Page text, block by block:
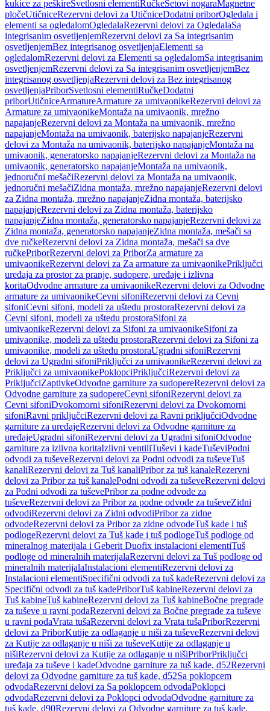
kukice za peškireSvetlosni elementiRučkeSetovi nogaraMagnetne
pločeUtičniceRezervni delovi za UtičniceDodatni priborOgledala i
elementi sa ogledalomOgledalaRezervni delovi za OgledalaSa
integrisanim osvetljenjemRezervni delovi za Sa integrisanim
osvetljenjemBez integrisanog osvetljenjaElementi sa
ogledalomRezervni delovi za Elementi sa ogledalomSa integrisanim
osvetljenjemRezervni delovi za Sa integrisanim osvetljenjemBez
integrisanog osvetljenjaRezervni delovi za Bez integrisanog
osvetljenjaPriborSvetlosni elementiRučkeDodatni
priborUtičniceArmatureArmature za umivaonikeRezervni delovi za
Armature za umivaonikeMontaža na umivaonik, mrežno
napajanjeRezervni delovi za Montaža na umivaonik, mrežno
napajanjeMontaža na umivaonik, baterijsko napajanjeRezervni
delovi za Montaža na umivaonik, baterijsko napajanjeMontaža na
umivaonik, generatorsko napajanjeRezervni delovi za Montaža na
umivaonik, generatorsko napajanjeMontaža na umivaonik,
jednoručni mešačiRezervni delovi za Montaža na umivaonik,
jednoručni mešačiZidna montaža, mrežno napajanjeRezervni delovi
za Zidna montaža, mrežno napajanjeZidna montaža, baterijsko
napajanjeRezervni delovi za Zidna montaža, baterijsko
napajanjeZidna montaža, generatorsko napajanjeRezervni delovi za
Zidna montaža, generatorsko napajanjeZidna montaža, mešači sa
dve ručkeRezervni delovi za Zidna montaža, mešači sa dve
ručkePriborRezervni delovi za PriborZa armature za
umivaonikeRezervni delovi za Za armature za umivaonikePriključci
uređaja za prostor za pranje, sudopere, uređaje i izlivna
koritaOdvodne armature za umivaonikeRezervni delovi za Odvodne
armature za umivaonikeCevni sifoniRezervni delovi za Cevni
sifoniCevni sifoni, modeli za uštedu prostoraRezervni delovi za
Cevni sifoni, modeli za uštedu prostoraSifoni za
umivaonikeRezervni delovi za Sifoni za umivaonikeSifoni za
umivaonike, modeli za uštedu prostoraRezervni delovi za Sifoni za
umivaonike, modeli za uštedu prostoraUgradni sifoniRezervni
delovi za Ugradni sifoniPriključci za umivaonikeRezervni delovi za
Priključci za umivaonikePoklopciPriključciRezervni delovi za
PriključciZaptivkeOdvodne garniture za sudopereRezervni delovi za
Odvodne garniture za sudopereCevni sifoniRezervni delovi za
Cevni sifoniDvokomorni sifoniRezervni delovi za Dvokomorni
sifoniRavni priključciRezervni delovi za Ravni priključciOdvodne
garniture za uređajeRezervni delovi za Odvodne garniture za
uređajeUgradni sifoniRezervni delovi za Ugradni sifoniOdvodne
garniture za izlivna koritaIzlivni ventiliTuševi i kadeTuševiPodni
odvodi za tuševeRezervni delovi za Podni odvodi za tuševeTuš
kanaliRezervni delovi za Tuš kanaliPribor za tuš kanaleRezervni
delovi za Pribor za tuš kanalePodni odvodi za tuševeRezervni delovi
za Podni odvodi za tuševePribor za podne odvode za
tuševeRezervni delovi za Pribor za podne odvode za tuševeZidni
odvodiRezervni delovi za Zidni odvodiPribor za zidne
odvodeRezervni delovi za Pribor za zidne odvodeTuš kade i tuš
podlogeRezervni delovi za Tuš kade i tuš podlogeTuš podloge od
mineralnog materijala i Geberit Duofix instalacioni elementiTuš
podloge od mineralnih materijalaRezervni delovi za Tuš podloge od
mineralnih materijalaInstalacioni elementiRezervni delovi za
Instalacioni elementiSpecifični odvodi za tuš kadeRezervni delovi za
Specifični odvodi za tuš kadePriborTuš kabineRezervni delovi za
Tuš kabineTuš kabineRezervni delovi za Tuš kabineBočne pregrade
za tuševe u ravni podaRezervni delovi za Bočne pregrade za tuševe
u ravni podaVrata tušaRezervni delovi za Vrata tušaPriborRezervni
delovi za PriborKutije za odlaganje u niši za tuševeRezervni delovi
za Kutije za odlaganje u niši za tuševeKutije za odlaganje u
nišiRezervni delovi za Kutije za odlaganje u nišiPriborPriključci
uređaja za tuševe i kadeOdvodne garniture za tuš kade, d52Rezervni
delovi za Odvodne garniture za tuš kade, d52Sa poklopcem
odvodaRezervni delovi za Sa poklopcem odvodaPoklopci
odvodaRezervni delovi za Poklopci odvodaOdvodne garniture za
tuš kade, d90Rezervni delovi za Odvodne garniture za tuš kade,